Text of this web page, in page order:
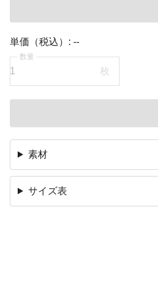
単価（税込）: --
枚
数量
素材
サイズ表